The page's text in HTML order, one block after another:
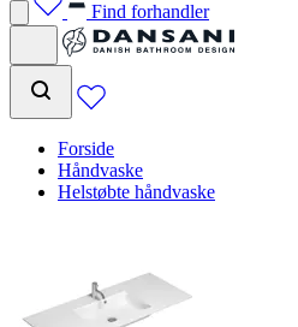
Find forhandler
Forside
Håndvaske
Helstøbte håndvaske